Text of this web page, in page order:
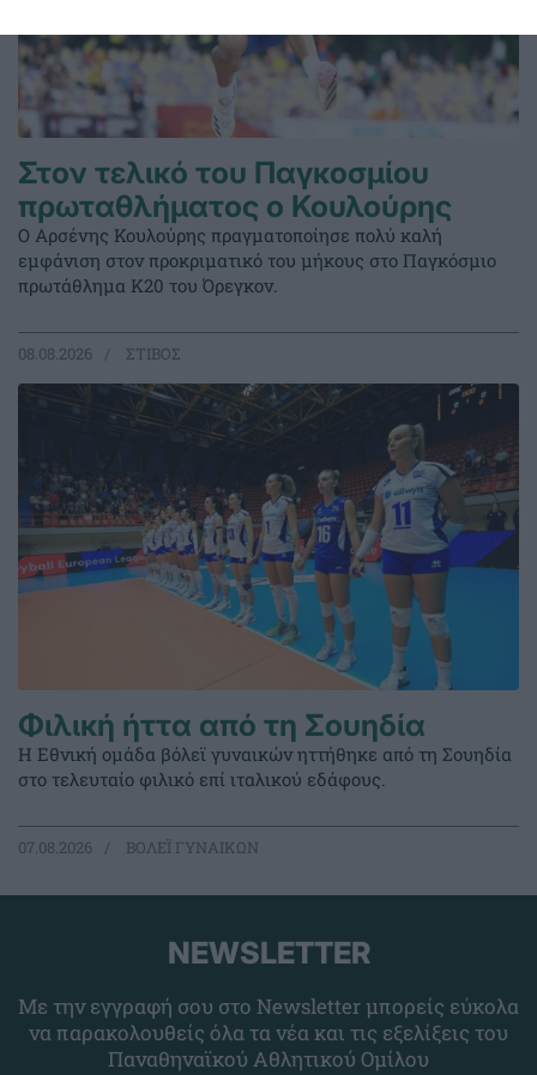
Στον τελικό του Παγκοσμίου
πρωταθλήματος ο Κουλούρης
Ο Αρσένης Κουλούρης πραγματοποίησε πολύ καλή
εμφάνιση στον προκριματικό του μήκους στο Παγκόσμιο
πρωτάθλημα Κ20 του Όρεγκον.
08.08.2026 ΣΤΙΒΟΣ
Φιλική ήττα από τη Σουηδία
Η Εθνική ομάδα βόλεϊ γυναικών ηττήθηκε από τη Σουηδία
στο τελευταίο φιλικό επί ιταλικού εδάφους.
07.08.2026 ΒΟΛΕΪ ΓΥΝΑΙΚΩΝ
NEWSLETTER
Με την εγγραφή σου στο Newsletter μπορείς εύκολα
να παρακολουθείς όλα τα νέα και τις εξελίξεις του
Παναθηναϊκού Αθλητικού Ομίλου